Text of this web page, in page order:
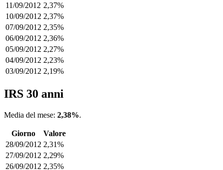
11/09/2012 2,37%
10/09/2012 2,37%
07/09/2012 2,35%
06/09/2012 2,36%
05/09/2012 2,27%
04/09/2012 2,23%
03/09/2012 2,19%
IRS 30 anni
Media del mese: 2,38%.
Giorno
Valore
28/09/2012 2,31%
27/09/2012 2,29%
26/09/2012 2,35%